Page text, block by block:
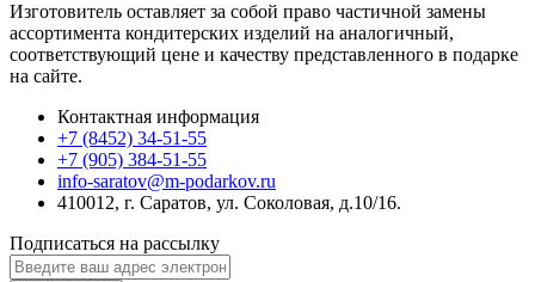
Изготовитель оставляет за собой право частичной замены
ассортимента кондитерских изделий на аналогичный,
соответствующий цене и качеству представленного в подарке
на сайте.
Контактная информация
+7 (8452) 34-51-55
+7 (905) 384-51-55
info-saratov@m-podarkov.ru
410012, г. Саратов, ул. Соколовая, д.10/16.
Подписаться на рассылку